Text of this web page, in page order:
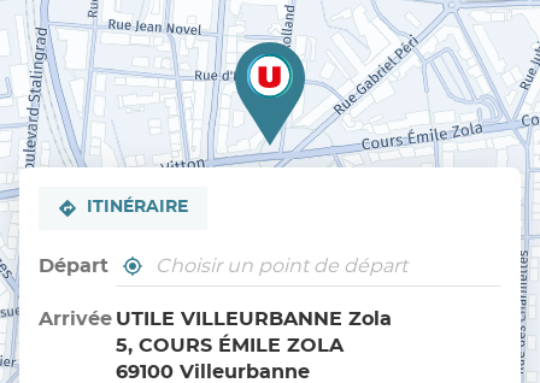
ITINÉRAIRE
Départ
,
trouver
un
point
de
vente
À
proximité
Arrivée UTILE VILLEURBANNE Zola
5, COURS ÉMILE ZOLA
69100 Villeurbanne